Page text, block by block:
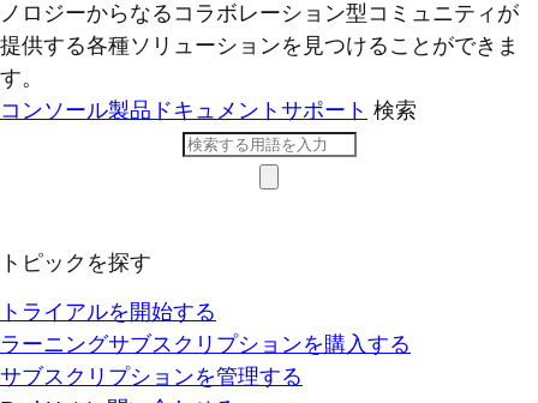
ノロジーからなるコラボレーション型コミ​ュニティが
提供する各種ソリューションを見つけることができま
す。
コンソール製品ドキュメント サポート 検索
トピックを探す
トライアルを開始する
ラーニングサブスクリプションを購入する
サブスクリプションを管理する